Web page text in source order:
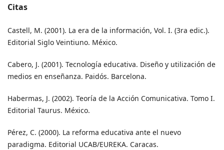
Citas
Castell, M. (2001). La era de la información, Vol. I. (3ra edic.).
Editorial Siglo Veintiuno. México.
Cabero, J. (2001). Tecnología educativa. Diseño y utilización de
medios en enseñanza. Paidós. Barcelona.
Habermas, J. (2002). Teoría de la Acción Comunicativa. Tomo I.
Editorial Taurus. México.
Pérez, C. (2000). La reforma educativa ante el nuevo
paradigma. Editorial UCAB/EUREKA. Caracas.